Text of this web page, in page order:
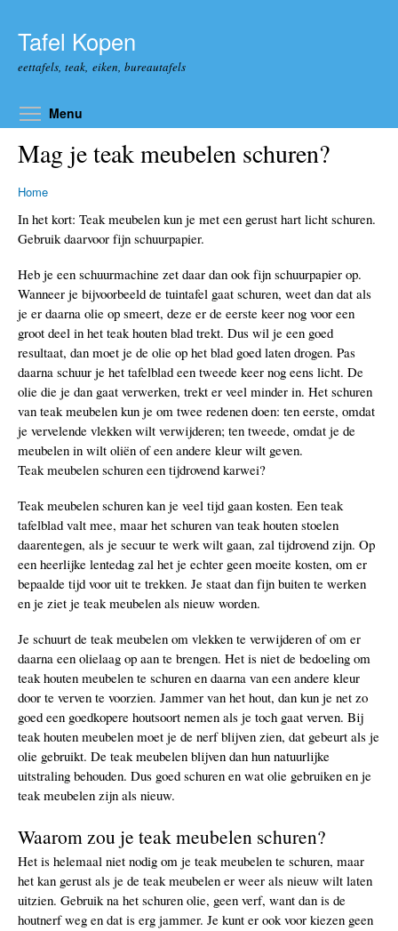
Tafel Kopen
eettafels, teak, eiken, bureautafels
Menu
Mag je teak meubelen schuren?
Home
In het kort: Teak meubelen kun je met een gerust hart licht schuren.
Gebruik daarvoor fijn schuurpapier.
Heb je een schuurmachine zet daar dan ook fijn schuurpapier op.
Wanneer je bijvoorbeeld de tuintafel gaat schuren, weet dan dat als
je er daarna olie op smeert, deze er de eerste keer nog voor een
groot deel in het teak houten blad trekt. Dus wil je een goed
resultaat, dan moet je de olie op het blad goed laten drogen. Pas
daarna schuur je het tafelblad een tweede keer nog eens licht. De
olie die je dan gaat verwerken, trekt er veel minder in. Het schuren
van teak meubelen kun je om twee redenen doen: ten eerste, omdat
je vervelende vlekken wilt verwijderen; ten tweede, omdat je de
meubelen in wilt oliën of een andere kleur wilt geven.
Teak meubelen schuren een tijdrovend karwei?
Teak meubelen schuren kan je veel tijd gaan kosten. Een teak
tafelblad valt mee, maar het schuren van teak houten stoelen
daarentegen, als je secuur te werk wilt gaan, zal tijdrovend zijn. Op
een heerlijke lentedag zal het je echter geen moeite kosten, om er
bepaalde tijd voor uit te trekken. Je staat dan fijn buiten te werken
en je ziet je teak meubelen als nieuw worden.
Je schuurt de teak meubelen om vlekken te verwijderen of om er
daarna een olielaag op aan te brengen. Het is niet de bedoeling om
teak houten meubelen te schuren en daarna van een andere kleur
door te verven te voorzien. Jammer van het hout, dan kun je net zo
goed een goedkopere houtsoort nemen als je toch gaat verven. Bij
teak houten meubelen moet je de nerf blijven zien, dat gebeurt als je
olie gebruikt. De teak meubelen blijven dan hun natuurlijke
uitstraling behouden. Dus goed schuren en wat olie gebruiken en je
teak meubelen zijn als nieuw.
Waarom zou je teak meubelen schuren?
Het is helemaal niet nodig om je teak meubelen te schuren, maar
het kan gerust als je de teak meubelen er weer als nieuw wilt laten
uitzien. Gebruik na het schuren olie, geen verf, want dan is de
houtnerf weg en dat is erg jammer. Je kunt er ook voor kiezen geen